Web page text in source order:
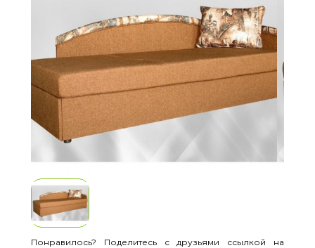
Понравилось? Поделитесь с друзьями ссылкой на